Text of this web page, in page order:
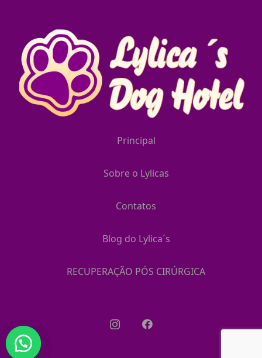
Principal
Sobre o Lylicas
Contatos
Blog do Lylica´s
RECUPERAÇÃO PÓS CIRÚRGICA